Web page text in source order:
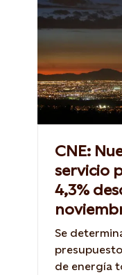
CNE:
servicio
4,3%
Se
de energía